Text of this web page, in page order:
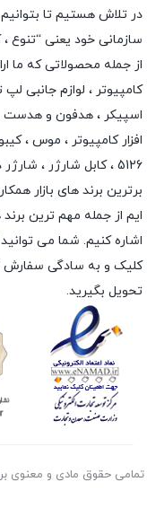
در تلاش هستیم تا
سازمانی خود یعنی
از جمله محصولاتی که ما
کامپیوتر ، لوازم جانبی
اسپیکر ، هدفون و هدست
افزار کامپیوتر ، موس ،
5126 ،
کابل شارژر ، شارژر
برترین برند های بازار
ایم از جمله مهم ترین
اشاره کنیم. شما می
کلیک و به سادگی سفارش
تحویل بگیرید.